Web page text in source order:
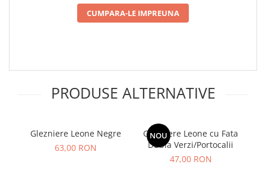
CUMPARA-LE IMPREUNA
PRODUSE ALTERNATIVE
Glezniere Leone Negre
63,00 RON
NOU
Glezniere Leone cu Fata
Dubla Verzi/Portocalii
47,00 RON